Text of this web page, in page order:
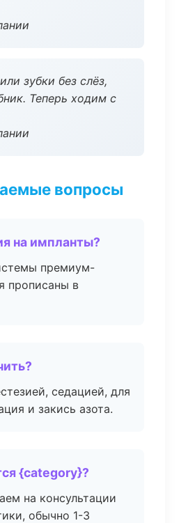
зубки без слёз,
Теперь ходим с
вопросы
на импланты?
премиум-
прописаны в
седацией, для
и закись азота.
{category}?
на консультации
обычно 1-3